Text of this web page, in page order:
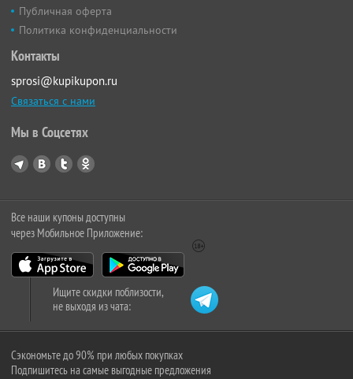
Публичная оферта
Политика конфиденциальности
Контакты
sprosi@kupikupon.ru
Связаться с нами
Мы в Соцсетях
Все наши купоны доступны
через Мобильное Приложение:
Ищите скидки поблизости,
не выходя из чата:
Сэкономьте до 90% при любых покупках
Подпишитесь на самые выгодные предложения